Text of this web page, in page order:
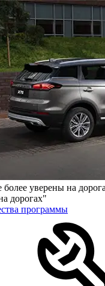
более уверены на
дорогах"
программы